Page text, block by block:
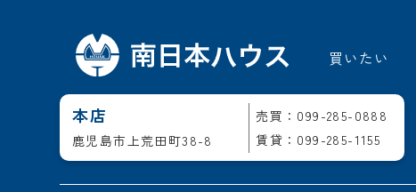
買いたい
本店
鹿児島市上荒田町38-8
売買：099-285-0888
賃貸：099-285-1155